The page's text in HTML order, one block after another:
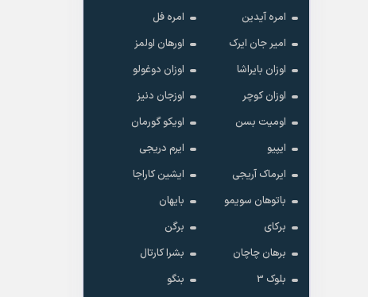
امره آیدین
امره فل
امیر جان ایرک
اورهان اولمز
اوزان بایراشا
اوزان دوغولو
اوزان کوچر
اوزجان دنیز
اومیت بسن
اویکو گورمان
ایپیو
ایرم دریجی
ایرماک آریجی
ایشین کاراجا
باتوهان سویمو
بایهان
برکای
برگن
برهان چاچان
بشرا کارتال
بلوک 3
بنگو